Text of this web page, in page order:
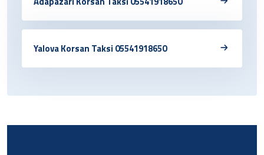
Yalova Korsan Taksi 05541918650